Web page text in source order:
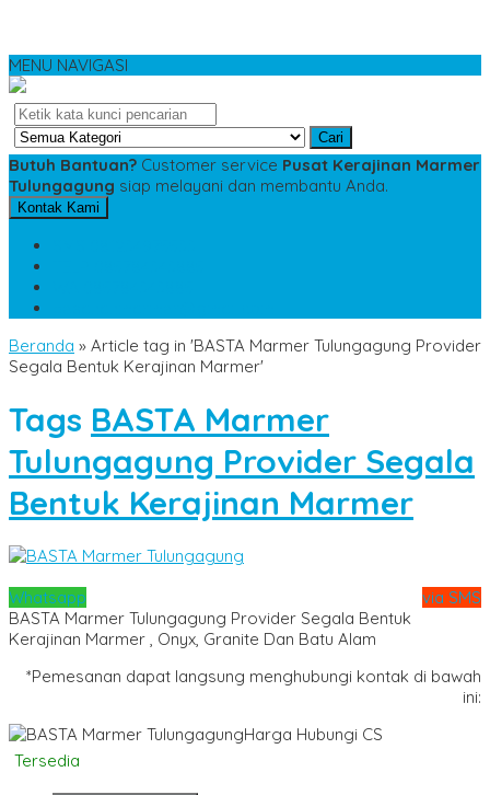
MENU NAVIGASI
Cari
Butuh Bantuan? Customer service Pusat Kerajinan Marmer
Tulungagung siap melayani dan membantu Anda.
Kontak Kami
Beranda » Article tag in 'BASTA Marmer Tulungagung Provider
Segala Bentuk Kerajinan Marmer'
Tags BASTA Marmer
Tulungagung Provider Segala
Bentuk Kerajinan Marmer
Whatsapp
via SMS
BASTA Marmer Tulungagung Provider Segala Bentuk
Kerajinan Marmer , Onyx, Granite Dan Batu Alam
*Pemesanan dapat langsung menghubungi kontak di bawah
ini:
Harga Hubungi CS
Tersedia